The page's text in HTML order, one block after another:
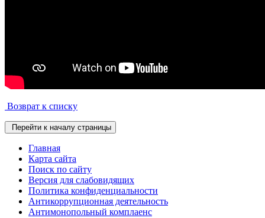
Возврат к списку
Перейти к началу страницы
Главная
Карта сайта
Поиск по сайту
Версия для слабовидящих
Политика конфиденциальности
Антикоррупционная деятельность
Антимонопольный комплаенс